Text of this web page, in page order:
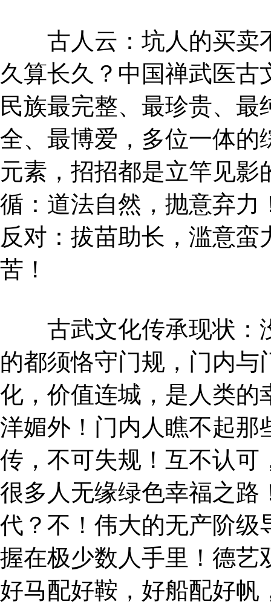
古人云：坑人的买卖
久算长久？中国禅武医古
民族最完整、最珍贵、
全、最博爱，多位一体的
元素，招招都是立竿见
循：道法自然，抛意弃力
反对：拔苗助长，滥意
苦！
古武文化传承现状：
的都须恪守门规，门内
化，价值连城，是人类的
洋媚外！门内人瞧不起那
传，不可失规！互不认可
很多人无缘绿色幸福之路
代？不！伟大的无产阶级
握在极少数人手里！德艺
好马配好鞍，好船配好帆